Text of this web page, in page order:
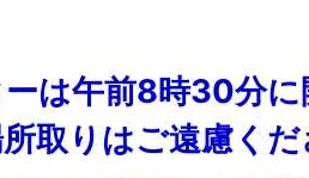
ーは午前8時30分
取りはご遠慮く